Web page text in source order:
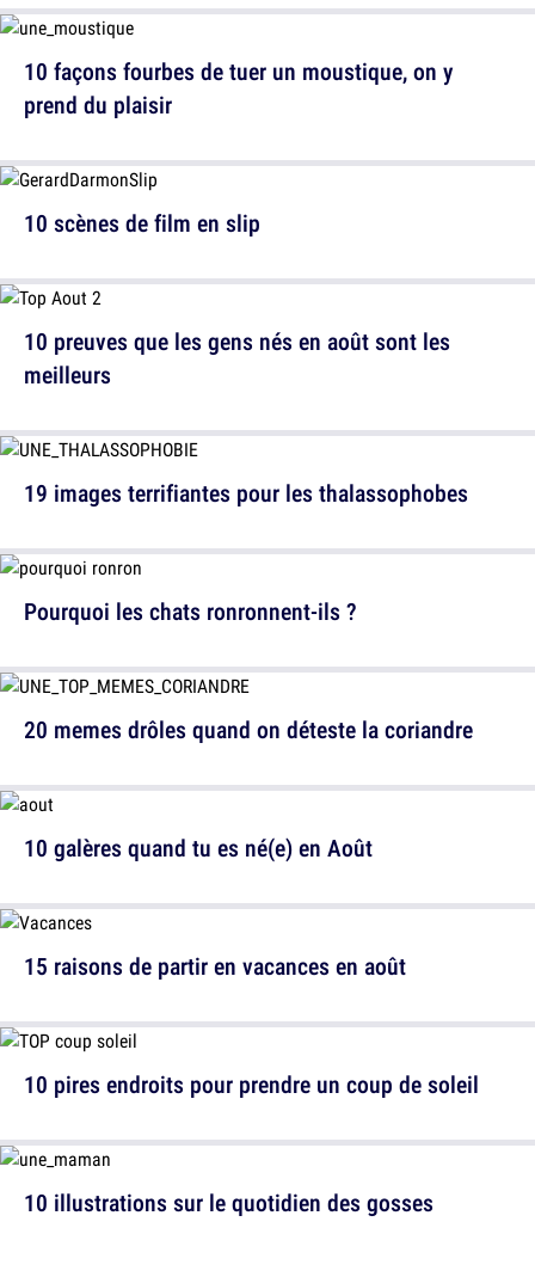
10 façons fourbes de tuer un moustique, on y
prend du plaisir
10 preuves que les gens nés en août sont les
meilleurs
Pourquoi les chats ronronnent-ils ?
10 galères quand tu es né(e) en Août
10 pires endroits pour prendre un coup de soleil
10 scènes de film en slip
19 images terrifiantes pour les thalassophobes
20 memes drôles quand on déteste la coriandre
15 raisons de partir en vacances en août
10 illustrations sur le quotidien des gosses